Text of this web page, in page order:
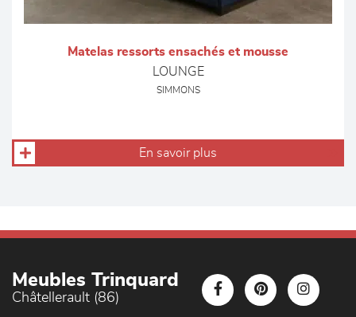
Matelas ressorts ensachés et mousse
LOUNGE
SIMMONS
En savoir plus
Meubles Trinquard
Châtellerault (86)